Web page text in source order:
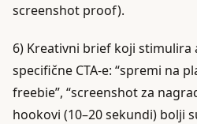
screenshot proof).
6) Kreativni brief koji stimulira
specifične CTA-e: “spremi na
freebie”, “screenshot za
hookovi (10–20 sekundi) bolji